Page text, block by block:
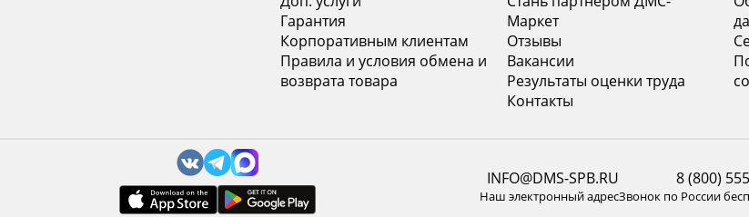
Гарантия
Корпоративным клиентам
Правила и условия обмена и
возврата товара
Маркет
Отзывы
Вакансии
Результаты оценки труда
Контакты
INFO@DMS-SPB.RU
Наш электронный адрес
8 (800)
Звонок по России